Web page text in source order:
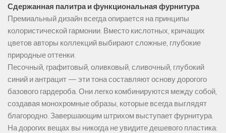
Сдержанная палитра и функциональная фурнитура
Премиальный дизайн всегда опирается на принципы
колористической гармонии. Вместо кислотных, кричащих
цветов авторы коллекций выбирают сложные, глубокие
природные оттенки.
Песочный, графитовый, оливковый, сливочный, глубокий
синий и антрацит — эти тона составляют основу дорогого
базового гардероба. Они легко комбинируются между собой,
создавая монохромные образы, которые всегда выглядят
благородно. Завершающим штрихом выступает фурнитура.
На дорогих вещах вы никогда не увидите дешевого пластика: